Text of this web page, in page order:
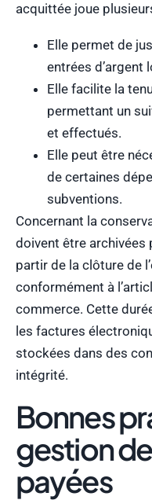
acquittée joue
Elle permet de
entrées d’argent
Elle facilite la
permettant un
et effectués.
Elle peut être
de certaines
subventions.
Concernant la
doivent être archivées
partir de la clôture de
conformément à
commerce. Cette
les factures
stockées dans des
intégrité.
Bonnes
gestion
payées